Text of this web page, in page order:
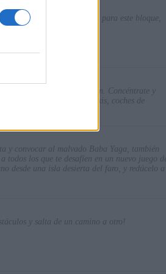
hay una posición correcta para este bloque,
una perfecta sincronización. Concéntrate y
Desbloquea camiones, taxis, coches de
y convocar al malvado Baba Yaga, también
todos los que te desafíen en un nuevo juego de
desde una isla desierta del faro, y redúcelo a
y salta de un camino a otro!